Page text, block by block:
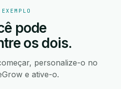
pode
os dois.
personalize-o no
e ative-o.